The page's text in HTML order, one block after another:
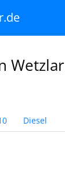
Wetzlar
Diesel